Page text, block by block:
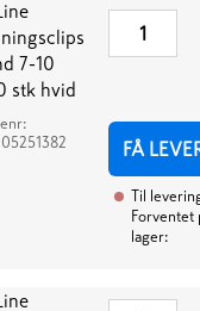
7-10
stk hvid
FÅ
Til
Forventet
lager: